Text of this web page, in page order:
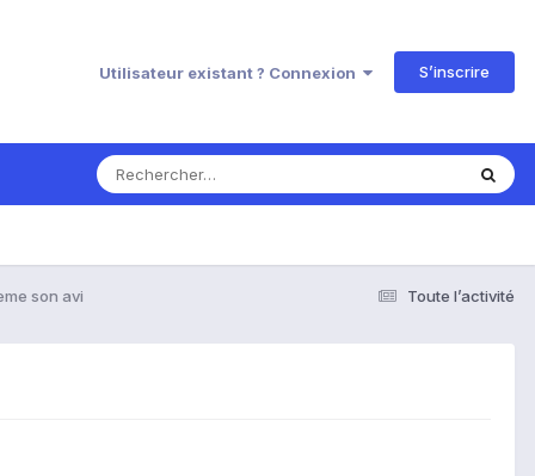
Utilisateur existant ? Connexion S’inscrire
Toute l’activité
son avi